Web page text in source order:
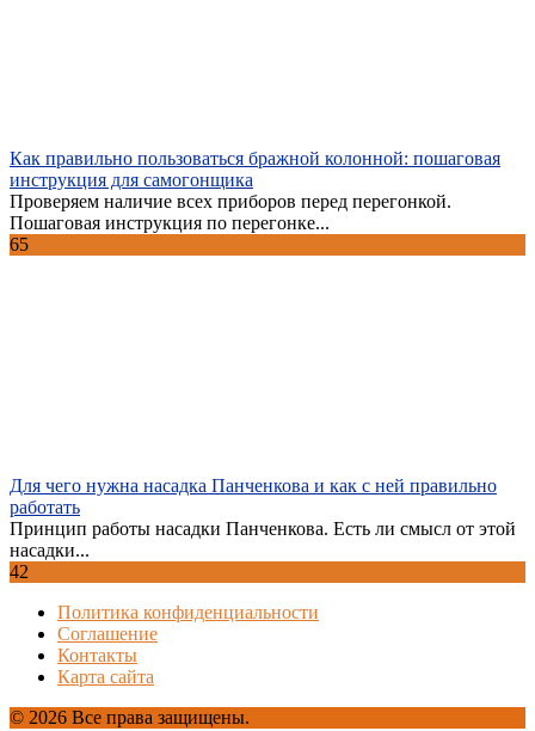
Как правильно пользоваться бражной колонной: пошаговая
инструкция для самогонщика
Проверяем наличие всех приборов перед перегонкой.
Пошаговая инструкция по перегонке...
65
Для чего нужна насадка Панченкова и как с ней правильно
работать
Принцип работы насадки Панченкова. Есть ли смысл от этой
насадки...
42
Политика конфиденциальности
Соглашение
Контакты
Карта сайта
© 2026 Все права защищены.